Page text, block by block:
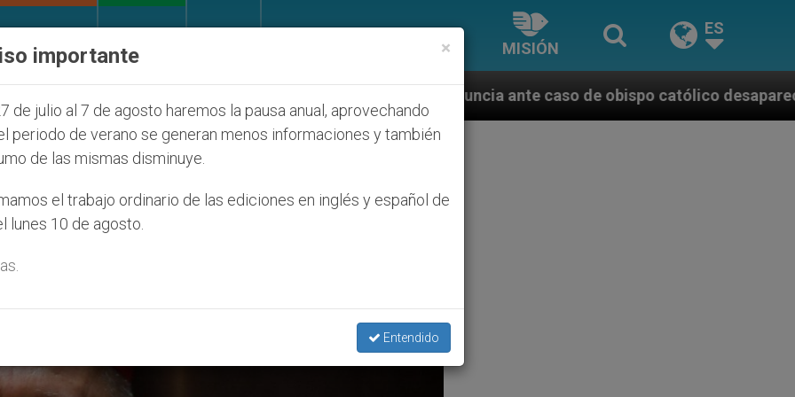
MISIÓN
ES
Seúl 2027 ONU se pronuncia ante caso de obispo católico desaparecido por la dictadura
Louis Rafael Sako’
×
importante
de julio al 7 de agosto haremos la pausa anual, aprovechando
periodo de verano se generan menos informaciones y también
de las mismas disminuye.
el trabajo ordinario de las ediciones en inglés y español de
lunes 10 de agosto.
Entendido